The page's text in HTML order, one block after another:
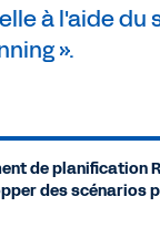
à l'aide du
».
de planification
des scénarios